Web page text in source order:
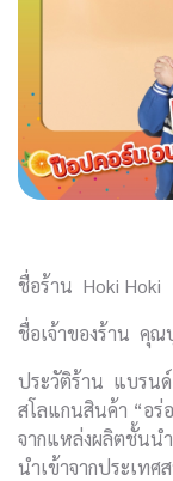
ชื่อร้าน Hoki Hoki
ชื่อเจ้าของร้าน คุ
ประวัติร้าน แบรนด์
สโลแกนสินค้า “อร่
จากแหล่งผลิตชั้นน
นำเข้าจากประเทศ